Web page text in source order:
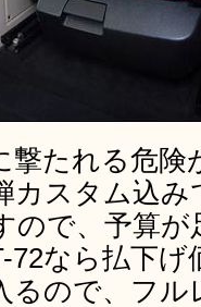
撃たれる危
カスタム込み
ので、予算
72なら払下げ
るので、フ